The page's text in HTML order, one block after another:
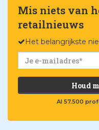
Mis niets van
retailnieuws
Het belangrijkste
Houd
Al 57.500